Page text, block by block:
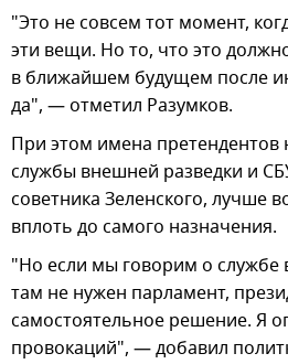
"Это не совсем тот момент,
эти вещи. Но то, что это
в ближайшем будущем после
да", — отметил Разумков.
При этом имена претендентов
службы внешней разведки и
советника Зеленского, лучше
вплоть до самого назначения.
"Но если мы говорим о службе
там не нужен парламент,
самостоятельное решение. Я
провокаций", — добавил